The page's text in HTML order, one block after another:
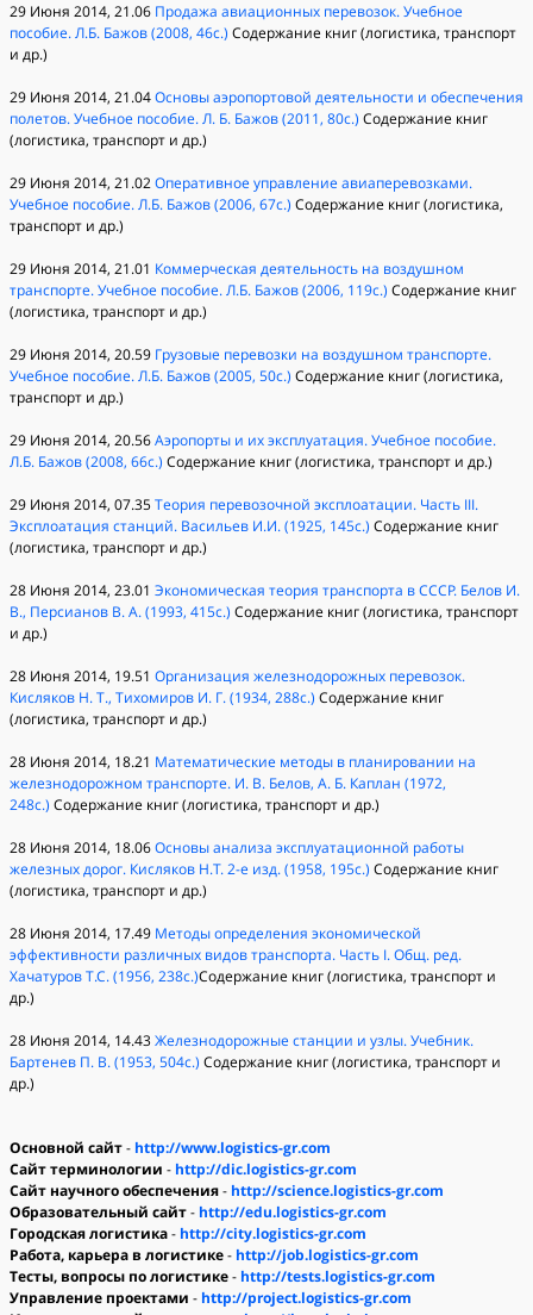
29 Июня 2014, 21.06 Продажа авиационных перевозок. Учебное
пособие. Л.Б. Бажов (2008, 46с.) Содержание книг (логистика, транспорт
и др.)
29 Июня 2014, 21.04Основы аэропортовой деятельности и обеспечения
полетов. Учебное пособие. Л. Б. Бажов (2011, 80с.) Содержание книг
(логистика, транспорт и др.)
29 Июня 2014, 21.02Оперативное управление авиаперевозками.
Учебное пособие. Л.Б. Бажов (2006, 67с.) Содержание книг (логистика,
транспорт и др.)
29 Июня 2014, 21.01 Коммерческая деятельность на воздушном
транспорте. Учебное пособие. Л.Б. Бажов (2006, 119с.) Содержание книг
(логистика, транспорт и др.)
29 Июня 2014, 20.59 Грузовые перевозки на воздушном транспорте.
Учебное пособие. Л.Б. Бажов (2005, 50с.) Содержание книг (логистика,
транспорт и др.)
29 Июня 2014, 20.56Аэропорты и их эксплуатация. Учебное пособие.
Л.Б. Бажов (2008, 66с.) Содержание книг (логистика, транспорт и др.)
29 Июня 2014, 07.35Теория перевозочной эксплоатации. Часть III.
Эксплоатация станций. Васильев И.И. (1925, 145с.) Содержание книг
(логистика, транспорт и др.)
28 Июня 2014, 23.01 Экономическая теория транспорта в СССР. Белов И.
В., Персианов В. А. (1993, 415с.) Содержание книг (логистика, транспорт
и др.)
28 Июня 2014, 19.51 Организация железнодорожных перевозок.
Кисляков Н. Т., Тихомиров И. Г. (1934, 288с.) Содержание книг
(логистика, транспорт и др.)
28 Июня 2014, 18.21 Математические методы в планировании на
железнодорожном транспорте. И. В. Белов, А. Б. Каплан (1972,
248с.) Содержание книг (логистика, транспорт и др.)
28 Июня 2014, 18.06Основы анализа эксплуатационной работы
железных дорог. Кисляков Н.Т. 2-е изд. (1958, 195с.) Содержание книг
(логистика, транспорт и др.)
28 Июня 2014, 17.49 Методы определения экономической
эффективности различных видов транспорта. Часть I. Общ. ред.
Хачатуров Т.С. (1956, 238с.)Содержание книг (логистика, транспорт и
др.)
28 Июня 2014, 14.43Железнодорожные станции и узлы. Учебник.
Бартенев П. В. (1953, 504с.) Содержание книг (логистика, транспорт и
др.)
Основной сайт- http://www.logistics-gr.com
Сайт терминологии - http://dic.logistics-gr.com
Сайт научного обеспечения- http://science.logistics-gr.com
Образовательный сайт- http://edu.logistics-gr.com
Городская логистика- http://city.logistics-gr.com
Работа, карьера в логистике- http://job.logistics-gr.com
Тесты, вопросы по логистике- http://tests.logistics-gr.com
Управление проектами - http://project.logistics-gr.com